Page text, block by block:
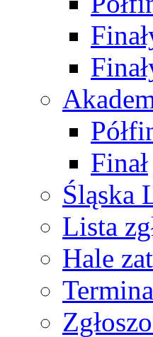
Finał
Śląska
Lista
Hale